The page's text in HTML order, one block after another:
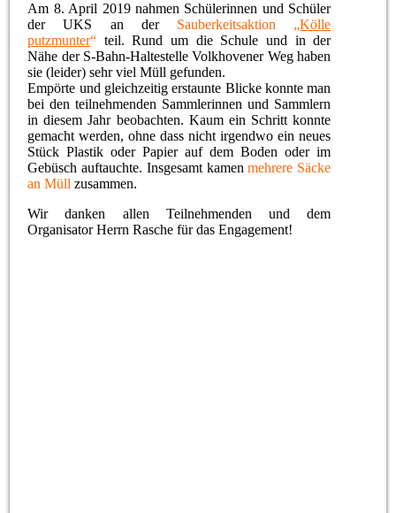
Am 8. April 2019 nahmen Schülerinnen und Schüler
der UKS an der Sauberkeitsaktion „Kölle
putzmunter“ teil. Rund um die Schule und in der
Nähe der S-Bahn-Haltestelle Volkhovener Weg haben
sie (leider) sehr viel Müll gefunden.
Empörte und gleichzeitig erstaunte Blicke konnte man
bei den teilnehmenden Sammlerinnen und Sammlern
in diesem Jahr beobachten. Kaum ein Schritt konnte
gemacht werden, ohne dass nicht irgendwo ein neues
Stück Plastik oder Papier auf dem Boden oder im
Gebüsch auftauchte. Insgesamt kamenmehrere Säcke
an Müllzusammen.
Wir danken allen Teilnehmenden und dem
Organisator Herrn Rasche für das Engagement!